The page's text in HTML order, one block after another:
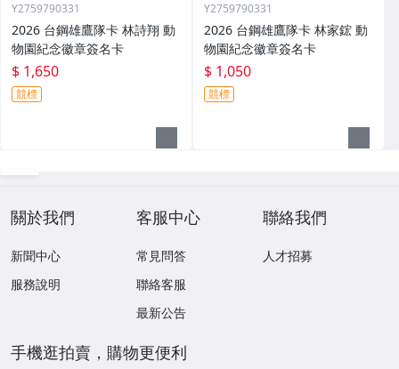
Y2759790331
2026 台鋼雄鷹隊卡 林詩翔 動
物園紀念徽章簽名卡
$ 1,650
競標
Y2759790331
2026 台鋼雄鷹隊卡 林家鋐 動
物園紀念徽章簽名卡
$ 1,050
競標
關於我們
新聞中心
服務說明
客服中心
常見問答
聯絡客服
最新公告
聯絡我們
人才招募
手機逛拍賣，購物更便利